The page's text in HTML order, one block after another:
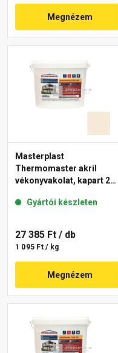
Megnézem
Masterplast
Thermomaster akril
vékonyvakolat, kapart 2
Gyártói készleten
27 385 Ft / db
1 095 Ft / kg
Megnézem